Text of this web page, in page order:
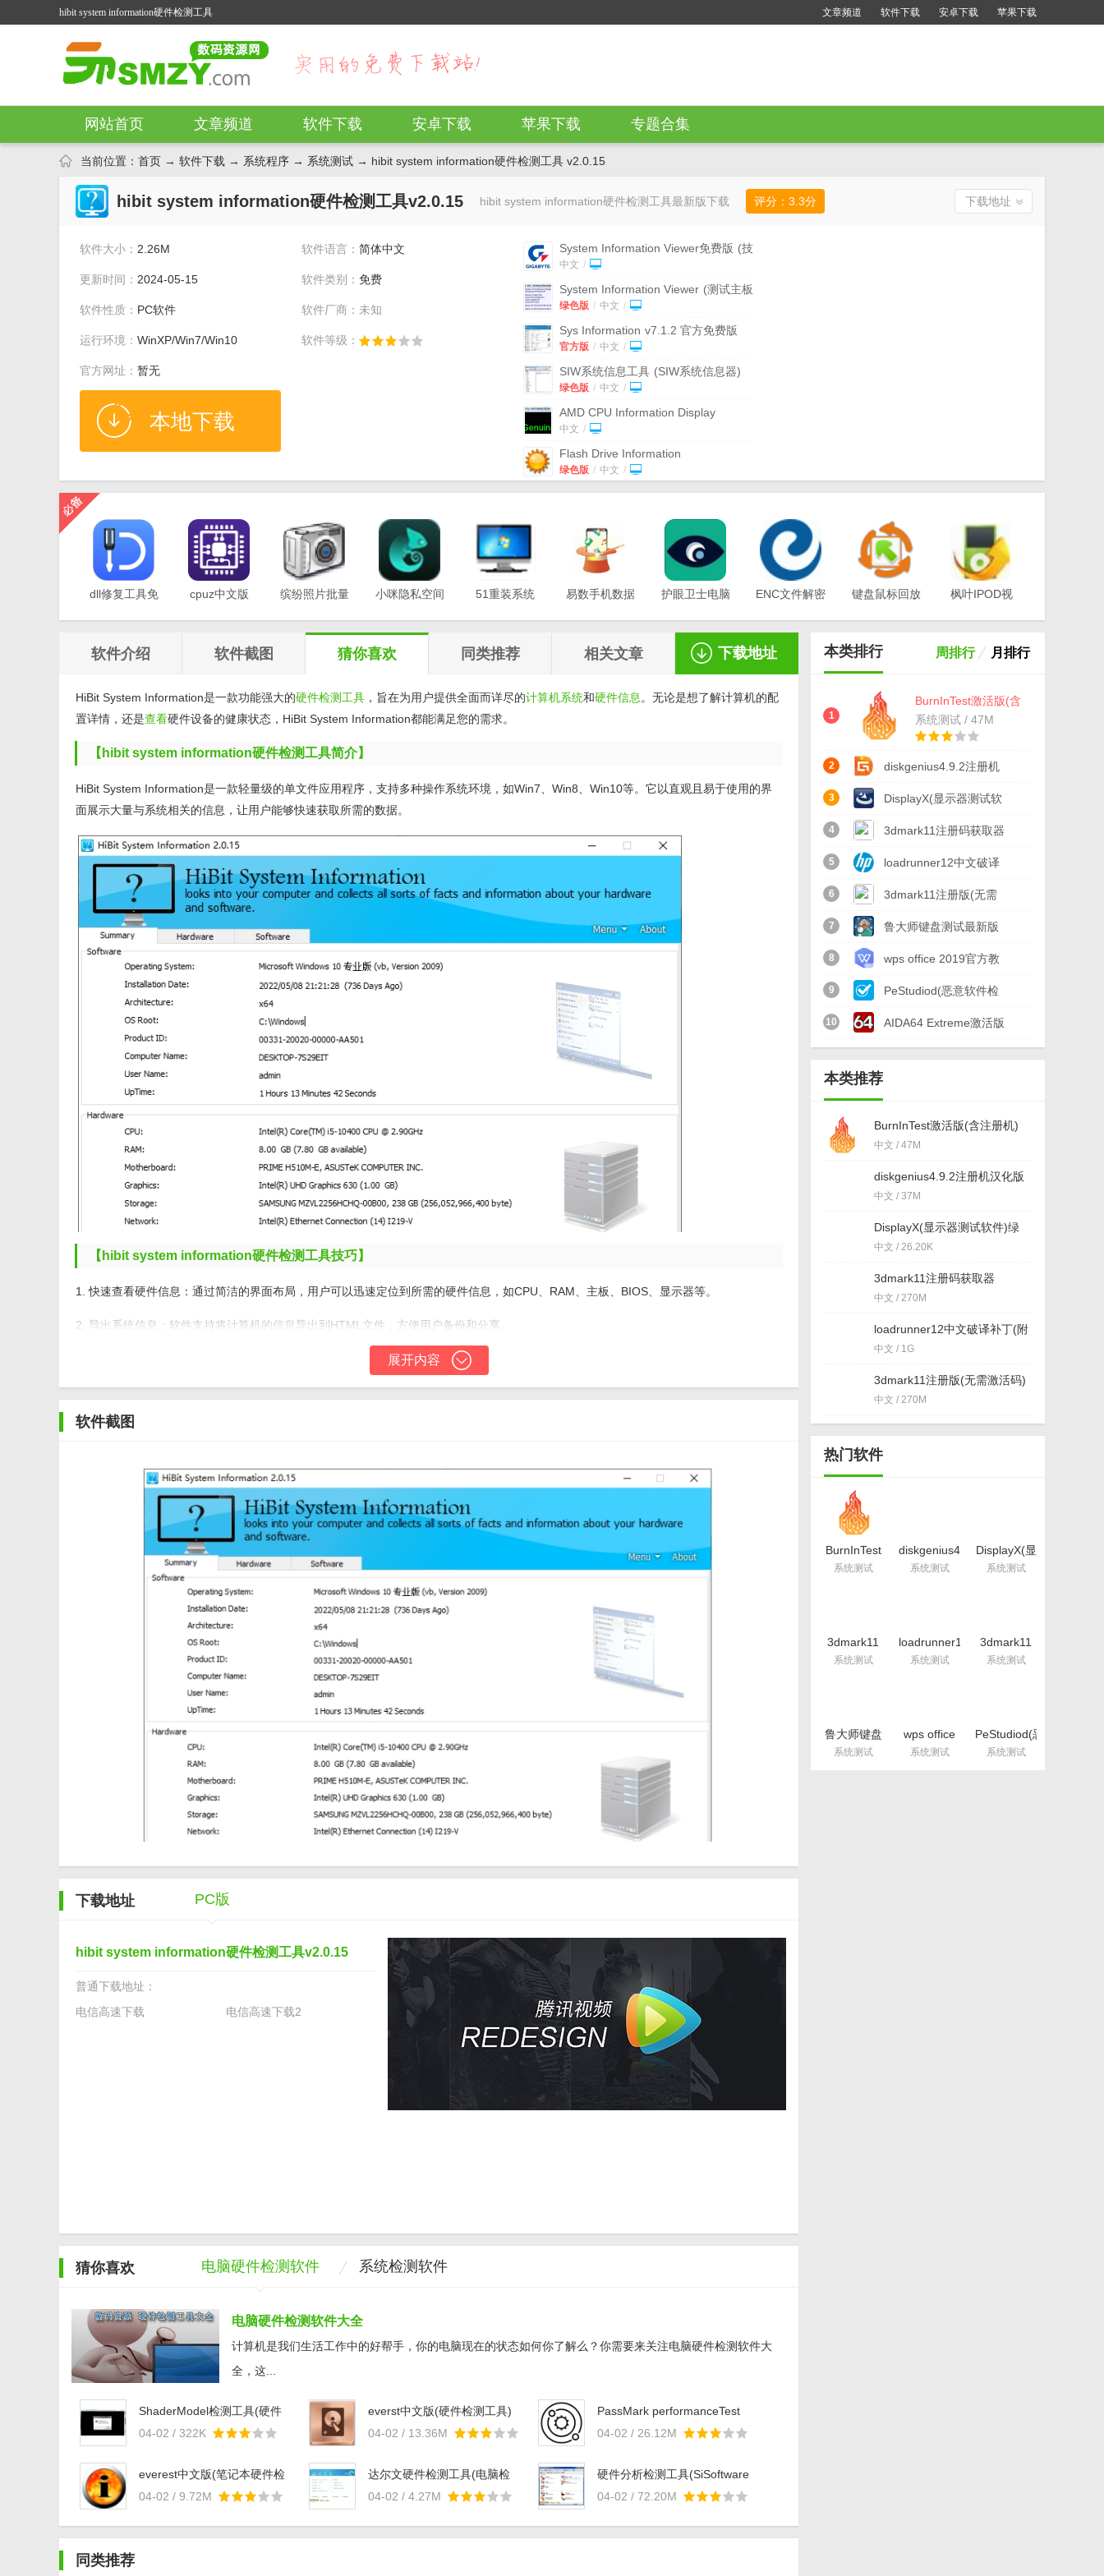
hibit system information硬件检测工具 文章频道 软件下载 安卓下载 苹果下载
网站首页 文章频道 软件下载 安卓下载 苹果下载 专题合集
当前位置： 首页 → 软件下载 → 系统程序 → 系统测试 → hibit system information硬件检测工具 v2.0.15
hibit system information硬件检测工具v2.0.15 hibit system information硬件检测工具最新版下载 评分： 3.3分 下载地址
软件大小： 2.26M 软件语言： 简体中文
更新时间： 2024-05-15 软件类别： 免费
软件性质： PC软件 软件厂商：未知
运行环境： WinXP/Win7/Win10 软件等级：
官方网址： 暂无
本地下载
System Information Viewer免费版 (技
嘉主板测试软件) v5.23
中文 /
System Information Viewer (测试主板
电压) v5.29 绿色版
绿色版 / 中文 /
Sys Information v7.1.2 官方免费版
官方版 / 中文 /
SIW系统信息工具 (SIW系统信息器)
v4.8.0427 绿色中文版
绿色版 / 中文 /
AMD CPU Information Display
Utility (处理器检测工具) v1.0 最新版
中文 /
Flash Drive Information
Extractor v9.2.0.627绿色版
绿色版 / 中文 /
唐唐硬件检测工具 v1.0 最新版
技嘉主板硬件检测工具最新版
CPU信息) v2.0 免费版
免费版 / 中文
联想硬件信息在线检测工具
(硬件检测
程序) 最新版
中文 /
硬件检测工具 (WinAudit) v3.1 最新免
dll修复工具免
cpuz中文版
缤纷照片批量
小咪隐私空间
51重装系统
易数手机数据
护眼卫士电脑
ENC文件解密
键盘鼠标回放
枫叶IPOD视
软件介绍 软件截图 猜你喜欢 同类推荐 相关文章 下载地址
HiBit System Information是一款功能强大的硬件检测 工具 ，旨在为用户提供全面而详尽的计算机系统和硬件信息 。无论是想了解计算机的配
置详情，还是查看硬件设备的健康状态，HiBit System Information都能满足您的需求。
【hibit system information硬件检测工具简介】
HiBit System Information是一款轻量级的单文件应用程序，支持多种操作系统环境，如Win7、Win8、Win10等。它以直观且易于使用的界
面展示大量与系统相关的信息，让用户能够快速获取所需的数据。
【hibit system information硬件检测工具技巧】
1. 快速查看硬件信息：通过简洁的界面布局，用户可以迅速定位到所需的硬件信息，如CPU、RAM、主板、BIOS、显示器等。
2. 导出系统信息：软件支持将计算机的信息导出到HTML文件，方便用户备份和分享。
3. 实时更新：HiBit System Information支持自动更新，确保用户始终使用最新版本的软件，获取最新的功能和修复。
1. 硬件信息检测：涵盖CPU、RAM、主板、BIOS、显示器等核心硬件的详细信息，以及存储设备、打印机等外设的健康状态。
3. 系统性能分析：通过查看正在运行的进程、服务、驱动程序等列表，用户可以对计算机的性能进行初步评估和优化。
【hibit system information硬件检测工具优势】
1. 全面性：HiBit System Information几乎覆盖了计算机硬件和软件的所有方面，为用户提供一站式的信息查询服务。
2. 易用性：软件界面直观友好，操作简单便捷，即使是非专业人士也能轻松上手。
3. 安全性：软件无病毒和广告插件，确保用户在使用过程中的安全和隐私。
【hibit system information硬件检测工具推荐】
员，都可以利用这款工具快速获取所需信息，提高工作效率。
展开内容
软件截图
下载地址 PC版
hibit system information硬件检测工具v2.0.15
普通下载地址：
电信高速下载
电信高速下载2
猜你喜欢 电脑硬件检测软件 系统检测软件
电脑硬件检测软件大全
计算机是我们生活工作中的好帮手，你的电脑现在的状态如何你了解么？你需要来关注电脑硬件检测软件大
全，这...
ShaderModel检测工具(硬件
04-02 / 322K
everst中文版(硬件检测工具)
04-02 / 13.36M
PassMark performanceTest
v8.0.1043 已注册版
04-02 / 26.12M
everest中文版(笔记本硬件检
04-02 / 9.72M
达尔文硬件检测工具(电脑检
费版
04-02 / 4.27M
硬件分析检测工具(SiSoftware
程师版
04-02 / 72.20M
同类推荐
本类排行 周排行 月排行
1
BurnInTest激活版(含
注册机) v9.0 授权版
系统测试 / 47M
2 diskgenius4.9.2注册机
汉化版
3 DisplayX(显示器测试软
件)绿色版v1.21
4 3dmark11注册码获取器
(3dmark11注册机) v1.0
免费版
5 loadrunner12中文破译
补丁(附安装使用教程)
免费版
6 3dmark11注册版(无需
激活码) v1.0.5 中文版
7 鲁大师键盘测试最新版
(键盘按键测试) v1.0 正
式版
8 wps office 2019官方教
育版(专为师生打造)
v11.3.0.8513
9 PeStudiod(恶意软件检
测软件)v9.19
10 AIDA64 Extreme激活版
本类推荐
BurnInTest激活版(含注册机)
v9.0 授权版
中文 / 47M
diskgenius4.9.2注册机汉化版
中文 / 37M
DisplayX(显示器测试软件)绿
色版v1.21
中文 / 26.20K
3dmark11注册码获取器
(3dmark11注册机) v1.0 免费
版
中文 / 270M
loadrunner12中文破译补丁(附
安装使用教程) 免费版
中文 / 1G
3dmark11注册版(无需激活码)
v1.0.5 中文版
中文 / 270M
热门软件
BurnInTest
激活版(含注
册机) v9.0
系统测试
diskgenius4.9.2
注册机汉化
版
系统测试
DisplayX(显
示器测试软
件)绿色版
系统测试
3dmark11
注册码获取
器
系统测试
loadrunner12
中文破译补
丁(附安装使
系统测试
3dmark11
注册版(无需
激活码)
系统测试
鲁大师键盘
测试最新版
(键盘按键测
系统测试
wps office
2019官方教
育版(专为师
系统测试
PeStudiod(恶
意软件检测
软件)v9.19
系统测试